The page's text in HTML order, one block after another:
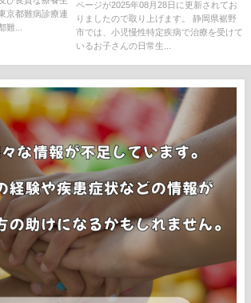
京都難病診療連
難...
｜車椅子からパルスオキシメー
ターまで
ページが2025年08月28日に更新されてお
りましたので取り上げます。 静岡県裾野
市では、小児慢性特定疾病で治療を受けて
いるお子さんの日常生...